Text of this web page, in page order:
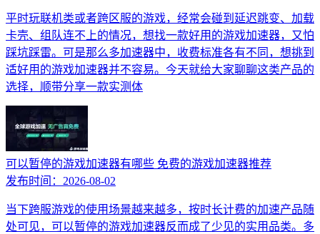
平时玩联机类或者跨区服的游戏，经常会碰到延迟跳变、加载
卡壳、组队连不上的情况，想找一款好用的游戏加速器，又怕
踩坑踩雷。可是那么多加速器中，收费标准各有不同，想挑到
适好用的游戏加速器并不容易。今天就给大家聊聊这类产品的
选择，顺带分享一款实测体
可以暂停的游戏加速器有哪些 免费的游戏加速器推荐
发布时间： 2026-08-02
当下跨服游戏的使用场景越来越多，按时长计费的加速产品随
处可见，可以暂停的游戏加速器反而成了少见的实用品类。多